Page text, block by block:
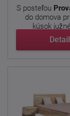
S posteľou
do domova
kúsok
Detail